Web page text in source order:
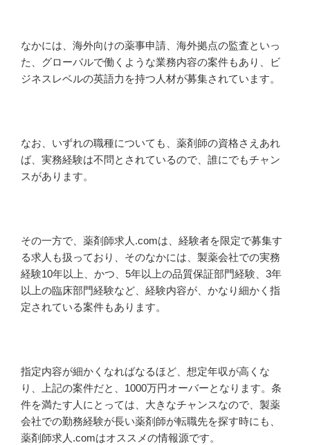
なかには、海外向けの薬事申請、海外拠点の監査といっ
た、グローバルで働くような業務内容の案件もあり、ビ
ジネスレベルの英語力を持つ人材が募集されています。
なお、いずれの職種についても、薬剤師の資格さえあれ
ば、実務経験は不問とされているので、誰にでもチャン
スがあります。
その一方で、薬剤師求人.comは、経験者を限定で募集す
る求人も扱っており、そのなかには、製薬会社での実務
経験10年以上、かつ、5年以上の品質保証部門経験、3年
以上の臨床部門経験など、経験内容が、かなり細かく指
定されている案件もあります。
指定内容が細かくなればなるほど、想定年収が高くな
り、上記の案件だと、1000万円オーバーとなります。条
件を満たす人にとっては、大きなチャンスなので、製薬
会社での勤務経験が長い薬剤師が転職先を探す時にも、
薬剤師求人.comはオススメの情報源です。